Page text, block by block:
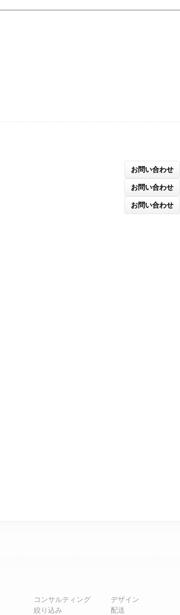
お問い合わせ
お問い合わせ
お問い合わせ
コンサルティング
デザイン
絞り込み 配送